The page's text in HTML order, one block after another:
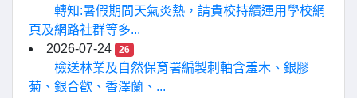
轉知:暑假期間天氣炎熱，請貴校持續運用學校網
頁及網路社群等多...
2026-07-24
26
檢送林業及自然保育署編製刺軸含羞木、銀膠
菊、銀合歡、香澤蘭、...